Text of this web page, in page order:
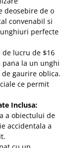
deosebire de o
convenabil si
perfecte
de lucru de $16
pana la un unghi
gaurire oblica.
ce permit
Inclusa:
a obiectului de
accidentala a